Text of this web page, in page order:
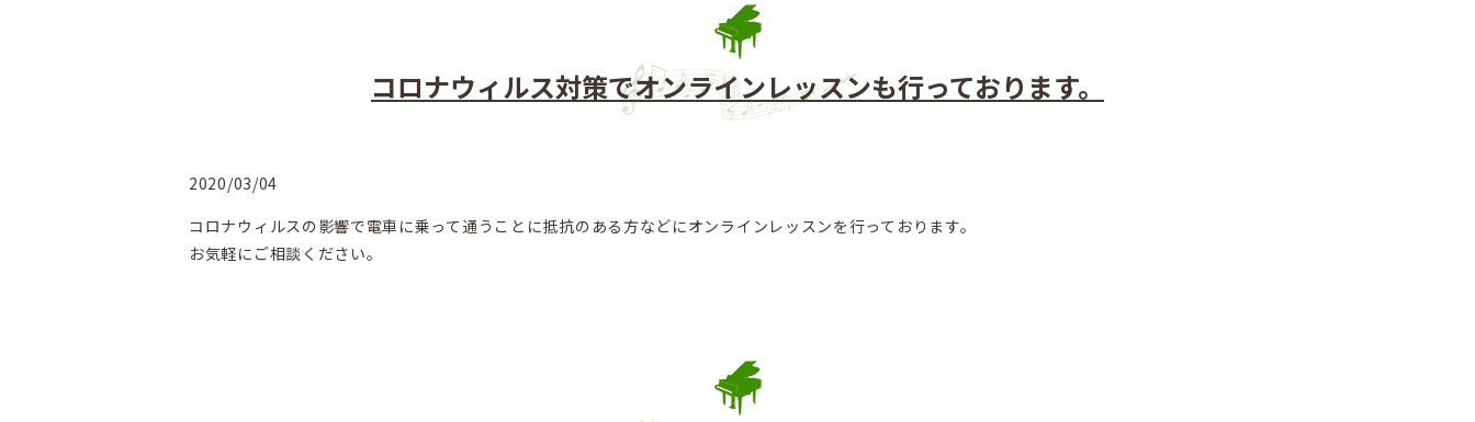
コロナウィルス対策でオンラインレッスンも行っております。
2020/03/04
コロナウィルスの影響で電車に乗って通うことに抵抗のある方などにオンラインレッスンを行っております。
お気軽にご相談ください。